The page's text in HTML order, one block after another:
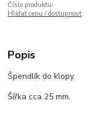
Číslo produktu:
Hlídat cenu / dostupnost
Popis
Špendlík do klopy.
Šířka cca 25 mm.